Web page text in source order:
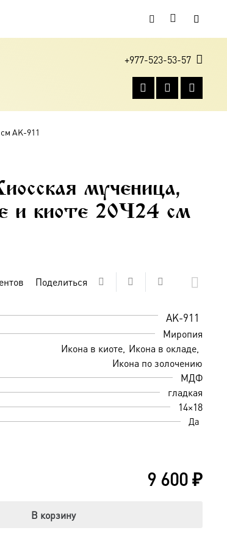
+977-523-53-57
AK-911
мученица,
и киоте 20×24 см
Поделиться
AK-911
Миропия
Икона в киоте Икона в окладе
Икона по золочению
МДФ
гладкая
14×18
Да
9 600₽
В корзину